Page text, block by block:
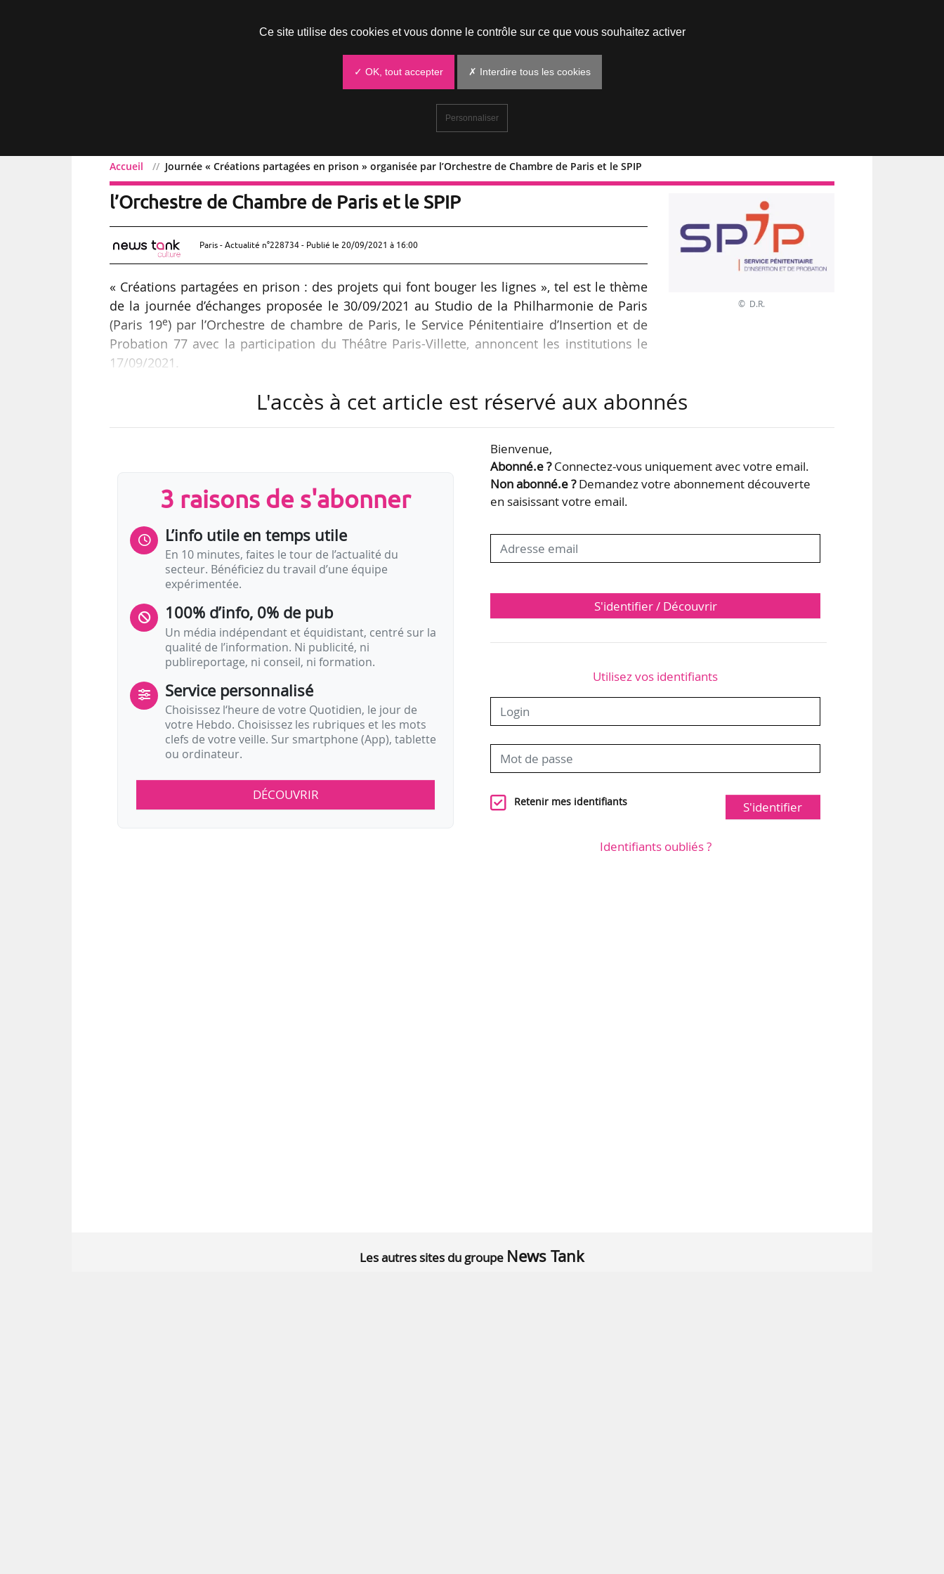
Accueil Journée « Créations partagées en prison » organisée par l’Orchestre de Chambre de Paris et le SPIP
Journée « Créations partagées en prison » organisée par
l’Orchestre de Chambre de Paris et le SPIP
Paris - Actualité n°228734 - Publié le 20/09/2021 à 16:00
« Créations partagées en prison : des projets qui font bouger les lignes », tel est le thème
de la journée d’échanges proposée le 30/09/2021 au Studio de la Philharmonie de Paris
(Paris 19e) par l’Orchestre de chambre de Paris, le Service Pénitentiaire d’Insertion et de
Probation 77 avec la participation du Théâtre Paris-Villette, annoncent les institutions le
17/09/2021.
La journée d’échanges, qui se déroulera de 9h30 à 17h30, sera animée par Pascal Le Brun-
d’Emmanuel Courcol, qui porte sur la création de l’opéra-boxé « Douze cordes ». Elle a
pour objectif de « recueillir des enseignements issus des expériences…
© D.R.
L'accès à cet article est réservé aux abonnés
3 raisons de s'abonner
L’info utile en temps utile
En 10 minutes, faites le tour de l’actualité du
secteur. Bénéficiez du travail d’une équipe
expérimentée.
100% d’info, 0% de pub
Un média indépendant et équidistant, centré sur la
qualité de l’information. Ni publicité, ni
publireportage, ni conseil, ni formation.
Service personnalisé
Choisissez l‘heure de votre Quotidien, le jour de
votre Hebdo. Choisissez les rubriques et les mots
clefs de votre veille. Sur smartphone (App), tablette
ou ordinateur.
DÉCOUVRIR
Bienvenue,
Abonné.e ?Connectez-vous uniquement avec votre email.
Non abonné.e ?Demandez votre abonnement découverte
en saisissant votre email.
S'identifier / Découvrir
Utilisez vos identifiants
Retenir mes identifiants S'identifier
Identifiants oubliés ?
Les autres sites du groupe News Tank
Ce site utilise des cookies et vous donne le contrôle sur ce que vous souhaitez activer
✓ OK, tout accepter ✗ Interdire tous les cookies
Personnaliser